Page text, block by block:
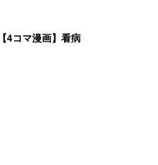
【4コマ漫画】看病